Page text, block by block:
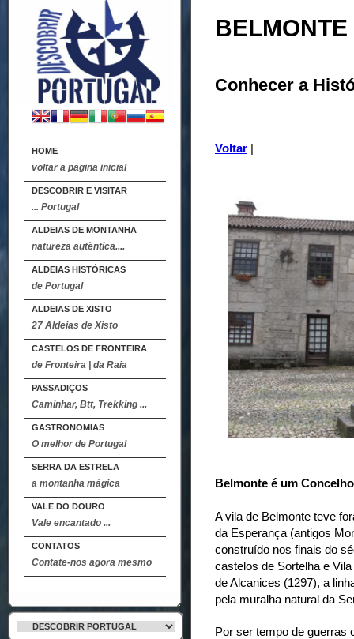
HOME
voltar a pagina inicial
DESCOBRIR E VISITAR
... Portugal
ALDEIAS DE MONTANHA
natureza autêntica....
ALDEIAS HISTÓRICAS
de Portugal
ALDEIAS DE XISTO
27 Aldeias de Xisto
CASTELOS DE FRONTEIRA
de Fronteira | da Raia
PASSADIÇOS
Caminhar, Btt, Trekking ...
GASTRONOMIAS
O melhor de Portugal
SERRA DA ESTRELA
a montanha mágica
VALE DO DOURO
Vale encantado ...
CONTATOS
Contate-nos agora mesmo
BELMONTE
Conhecer a
Voltar |
Belmonte é um
A vila de Belmonte teve
da Esperança (antigos
construído nos finais do
castelos de Sortelha e
de Alcanices (1297), a
pela muralha natural da
Por ser tempo de guerras